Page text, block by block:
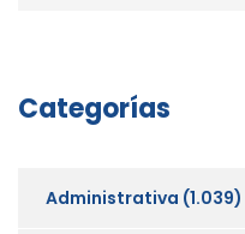
Categorías
Administrativa (1.039)